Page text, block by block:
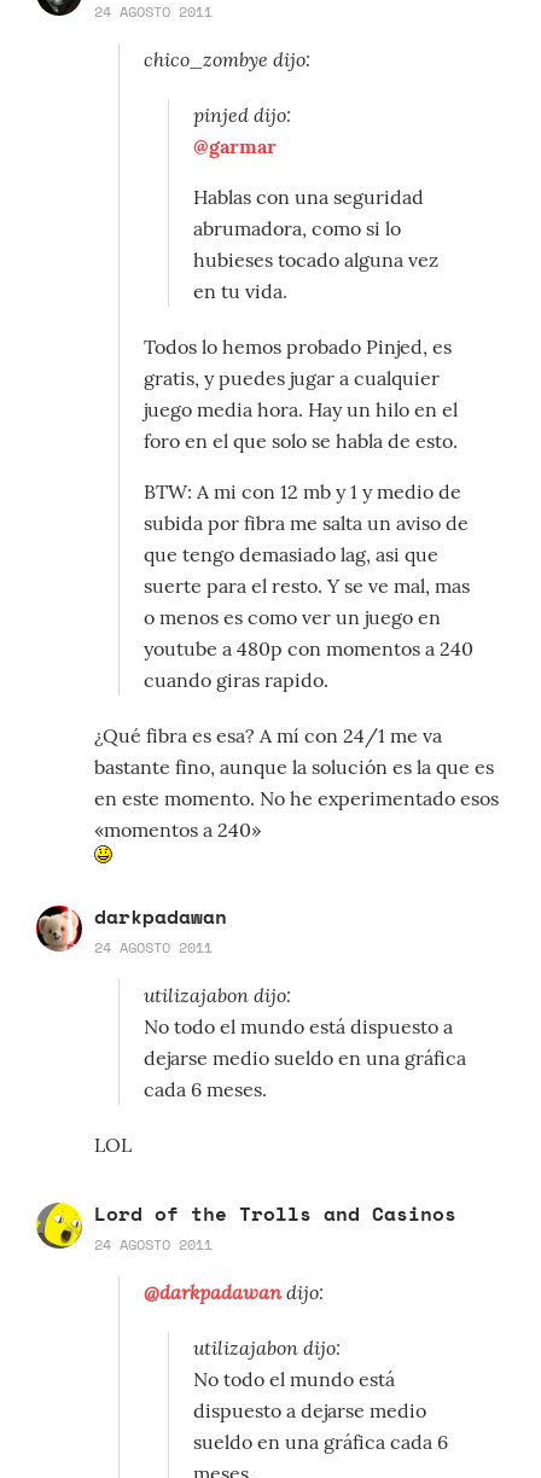
24 AGOSTO 2011
chico_zombye dijo:
pinjed dijo:
@garmar
Hablas con una seguridad
abrumadora, como si lo
hubieses tocado alguna vez
en tu vida.
Todos lo hemos probado Pinjed, es
gratis, y puedes jugar a cualquier
juego media hora. Hay un hilo en el
foro en el que solo se habla de esto.
BTW: A mi con 12 mb y 1 y medio de
subida por fibra me salta un aviso de
que tengo demasiado lag, asi que
suerte para el resto. Y se ve mal, mas
o menos es como ver un juego en
youtube a 480p con momentos a 240
cuando giras rapido.
¿Qué fibra es esa? A mí con 24/1 me va
bastante fino, aunque la solución es la que es
en este momento. No he experimentado esos
«momentos a 240»
darkpadawan
24 AGOSTO 2011
utilizajabon dijo:
No todo el mundo está dispuesto a
dejarse medio sueldo en una gráfica
cada 6 meses.
LOL
Lord of the Trolls and Casinos
24 AGOSTO 2011
@darkpadawandijo:
utilizajabon dijo:
No todo el mundo está
dispuesto a dejarse medio
sueldo en una gráfica cada 6